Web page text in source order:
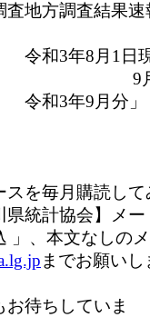
調査地方調査
和3年8月1日
月 2
ータ集
を毎月購読し
県統計協会】メー
」、本文なしの
までお願いし
待ちしていま